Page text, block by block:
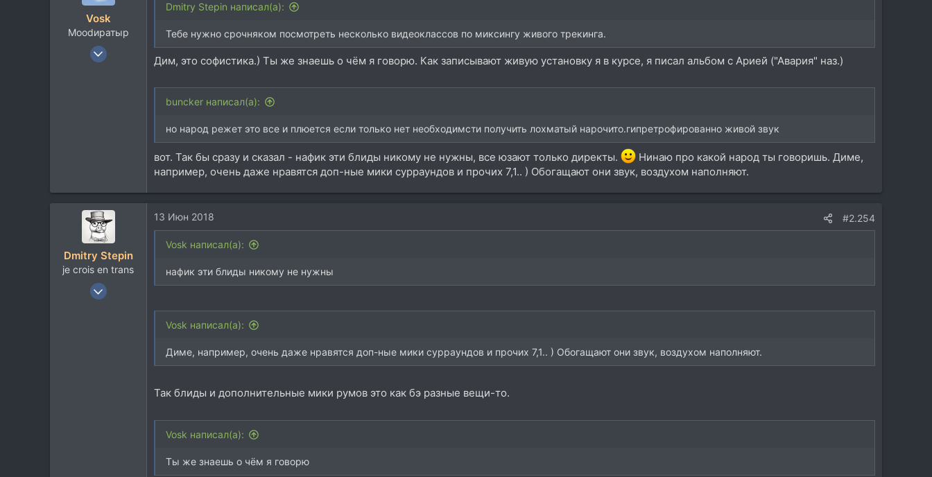
Vosk
Moodиратыр
14 Ноя 2003
Dmitry Stepin написал(а):
Тебе нужно срочняком посмотреть несколько видеоклассов по миксингу живого трекинга.
Дим, это софистика.) Ты же знаешь о чём я говорю. Как записывают живую установку я в курсе, я писал альбом с Арией ("Авария" наз.)
buncker написал(а):
но народ режет это все и плюется если только нет необходимсти получить лохматый нарочито.гипретрофированно живой звук
вот. Так бы сразу и сказал - нафик эти блиды никому не нужны, все юзают только директы.
Нинаю про какой народ ты говоришь. Диме,
например, очень даже нравятся доп-ные мики сурраундов и прочих 7,1.. ) Обогащают они звук, воздухом наполняют.
Dmitry Stepin
je crois en trans
12 Янв 2004
13 Июн 2018 #2.254
Vosk написал(а):
нафик эти блиды никому не нужны
Vosk написал(а):
Диме, например, очень даже нравятся доп-ные мики сурраундов и прочих 7,1.. ) Обогащают они звук, воздухом наполняют.
Так блиды и дополнительные мики румов это как бэ разные вещи-то.
Vosk написал(а):
Ты же знаешь о чём я говорю